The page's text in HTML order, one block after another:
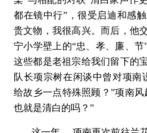
都在镜中行”，很受启迪和感
贵文物，我很高兴。而后，他
宁小学壁上的“忠、孝、廉、节
这些都是老祖宗给我们留下的
队长项宗树在闲谈中曾对项南
给故乡一点特殊照顾？”项南
也就是清白的吗？”